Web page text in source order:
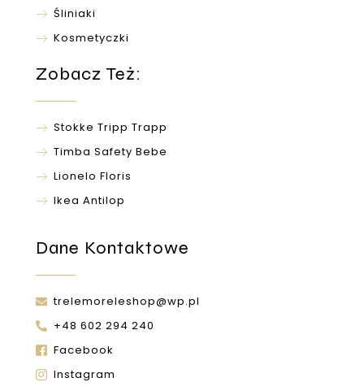
Śliniaki
Kosmetyczki
Zobacz Też:
Stokke Tripp Trapp
Timba Safety Bebe
Lionelo Floris
Ikea Antilop
Dane Kontaktowe
trelemoreleshop@wp.pl
+48 602 294 240
Facebook
Instagram